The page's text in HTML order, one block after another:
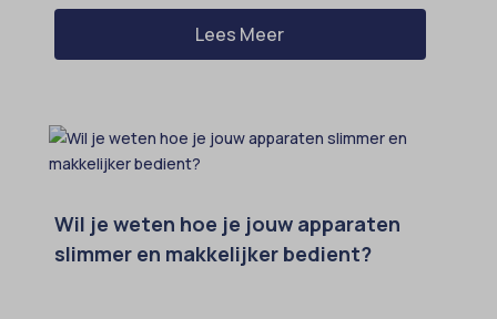
Lees Meer
Wil je weten hoe je jouw apparaten
slimmer en makkelijker bedient?